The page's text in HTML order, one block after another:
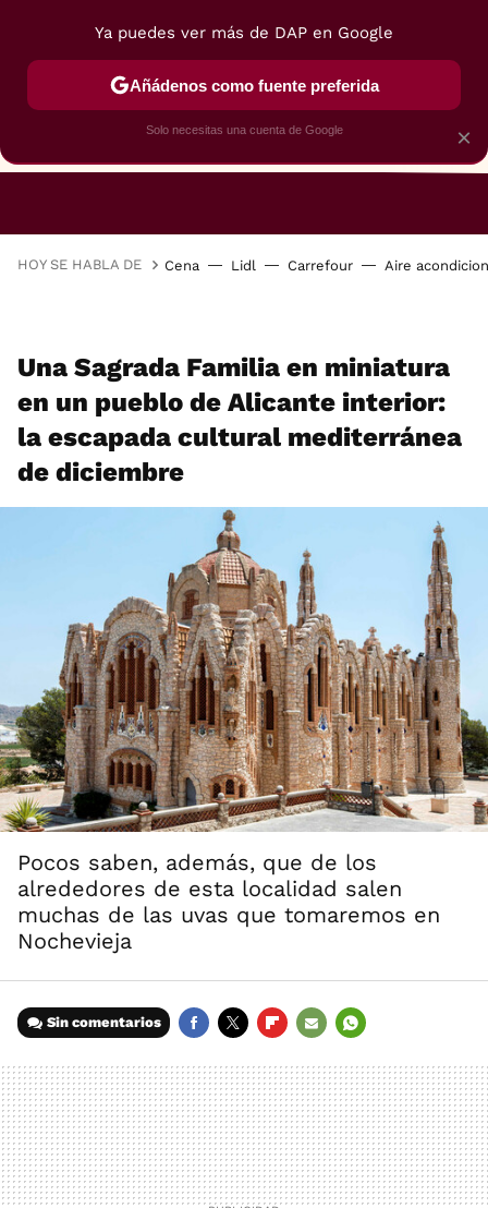
RESTAURANTES GASTROGUÍA
HOY SE HABLA DE Cena Lidl Carrefour Aire
Una Sagrada Familia en miniatura
en un pueblo de Alicante interior:
la escapada cultural mediterránea
de diciembre
Pocos saben, además, que de los
alrededores de esta localidad salen
muchas de las uvas que tomaremos en
Nochevieja
Sin comentarios
MAIL
×
Ya puedes ver más de DAP en Google
Añádenos como fuente preferida
Solo necesitas una cuenta de Google